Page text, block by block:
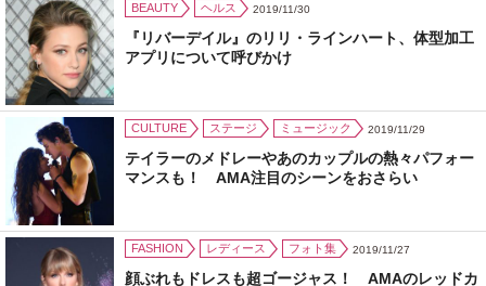
BEAUTY ヘルス 2019/11/30
『リバーデイル』のリリ・ラインハート、体型加工
アプリについて呼びかけ
CULTURE ステージ ミュージック 2019/11/29
テイラーのメドレーやあのカップルの熱々パフォー
マンスも！ AMA注目のシーンをおさらい
FASHION レディース フォト集 2019/11/27
顔ぶれもドレスも超ゴージャス！ AMAのレッドカ